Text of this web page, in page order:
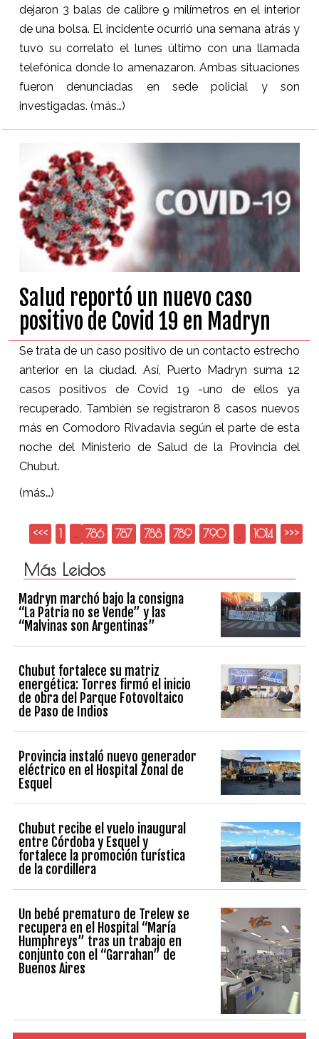
dejaron 3 balas de calibre 9 milímetros en el interior
de una bolsa. El incidente ocurrió una semana atrás y
tuvo su correlato el lunes último con una llamada
telefónica donde lo amenazaron. Ambas situaciones
fueron denunciadas en sede policial y son
investigadas. (más…)
Salud reportó un nuevo caso
positivo de Covid 19 en Madryn
Se trata de un caso positivo de un contacto estrecho
anterior en la ciudad. Así, Puerto Madryn suma 12
casos positivos de Covid 19 -uno de ellos ya
recuperado. También se registraron 8 casos nuevos
más en Comodoro Rivadavia según el parte de esta
noche del Ministerio de Salud de la Provincia del
Chubut.
(más…)
<<< 1 786 787 788 789 790 1014 >>>
Más Leidos
Madryn marchó bajo la consigna
“La Patria no se Vende” y las
“Malvinas son Argentinas”
Chubut fortalece su matriz
energética: Torres firmó el inicio
de obra del Parque Fotovoltaico
de Paso de Indios
Provincia instaló nuevo generador
eléctrico en el Hospital Zonal de
Esquel
Chubut recibe el vuelo inaugural
entre Córdoba y Esquel y
fortalece la promoción turística
de la cordillera
Un bebé prematuro de Trelew se
recupera en el Hospital “María
Humphreys” tras un trabajo en
conjunto con el “Garrahan” de
Buenos Aires